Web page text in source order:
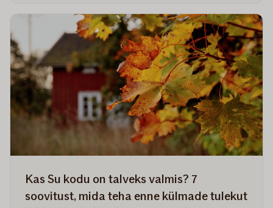
enne
tormi
ja
(mitte
tormi
ajal:
8
soovitust
Kas Su kodu on talveks valmis? 7
soovitust, mida teha enne külmade tulekut